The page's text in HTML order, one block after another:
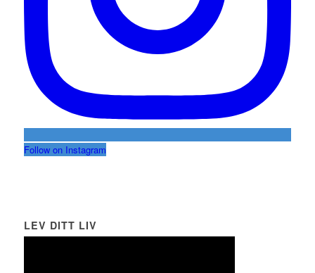
Follow on Instagram
LEV DITT LIV